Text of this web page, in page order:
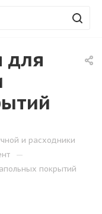
для
и расходники
—
покрытий